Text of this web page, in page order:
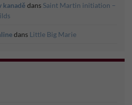
kanadě dans Saint Martin initiation –
dans Little Big Marie